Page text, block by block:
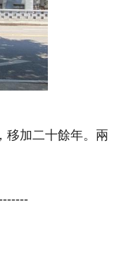
移加二十餘年。兩